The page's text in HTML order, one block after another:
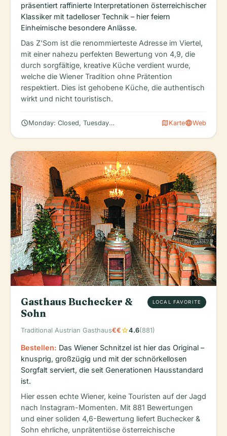
präsentiert raffinierte Interpretationen österreichischer
Klassiker mit tadelloser Technik – hier feiern
Einheimische besondere Anlässe.
Das Z'Som ist die renommierteste Adresse im Viertel,
mit einer nahezu perfekten Bewertung von 4,9, die
durch sorgfältige, kreative Küche verdient wurde,
welche die Wiener Tradition ohne Prätention
respektiert. Dies ist gehobene Küche, die authentisch
wirkt und nicht touristisch.
scheduleMonday: Closed, Tuesday: Closed, Wednesday–Sunday:
mapKartelanguageWeb
Gasthaus Buchecker &
Sohn
LOCAL FAVORITE
Traditional Austrian Gasthaus€€star4.6(881)
Bestellen: Das Wiener Schnitzel ist hier das Original –
knusprig, großzügig und mit der schnörkellosen
Sorgfalt serviert, die seit Generationen Hausstandard
ist.
Hier essen echte Wiener, keine Touristen auf der Jagd
nach Instagram-Momenten. Mit 881 Bewertungen
und einer soliden 4,6-Bewertung liefert Buchecker &
Sohn ehrliche, unprätentiöse österreichische